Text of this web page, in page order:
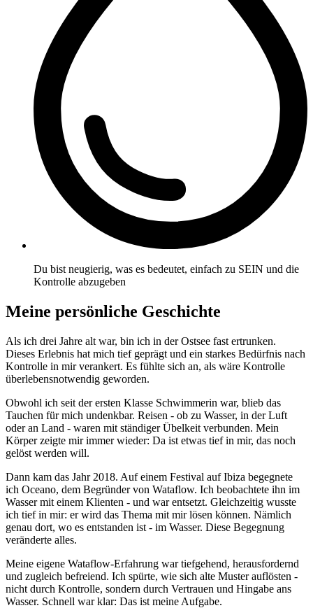
Du bist neugierig, was es bedeutet, einfach zu SEIN und die
Kontrolle abzugeben
Meine persönliche Geschichte
Als ich drei Jahre alt war, bin ich in der Ostsee fast ertrunken.
Dieses Erlebnis hat mich tief geprägt und ein starkes Bedürfnis nach
Kontrolle in mir verankert. Es fühlte sich an, als wäre Kontrolle
überlebensnotwendig geworden.
Obwohl ich seit der ersten Klasse Schwimmerin war, blieb das
Tauchen für mich undenkbar. Reisen - ob zu Wasser, in der Luft
oder an Land - waren mit ständiger Übelkeit verbunden. Mein
Körper zeigte mir immer wieder: Da ist etwas tief in mir, das noch
gelöst werden will.
Dann kam das Jahr 2018. Auf einem Festival auf Ibiza begegnete
ich Oceano, dem Begründer von Wataflow. Ich beobachtete ihn im
Wasser mit einem Klienten - und war entsetzt. Gleichzeitig wusste
ich tief in mir: er wird das Thema mit mir lösen können. Nämlich
genau dort, wo es entstanden ist - im Wasser. Diese Begegnung
veränderte alles.
Meine eigene Wataflow-Erfahrung war tiefgehend, herausfordernd
und zugleich befreiend. Ich spürte, wie sich alte Muster auflösten -
nicht durch Kontrolle, sondern durch Vertrauen und Hingabe ans
Wasser. Schnell war klar: Das ist meine Aufgabe.